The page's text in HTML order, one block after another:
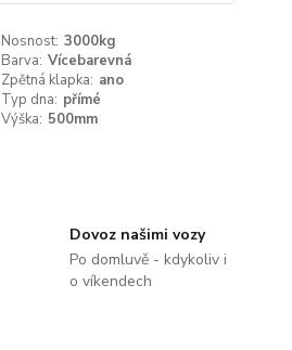
Nosnost: 3000kg
Barva: Vícebarevná
Zpětná klapka: ano
Typ dna: přímé
Výška: 500mm
Dovoz našimi vozy
Po domluvě - kdykoliv i
o víkendech